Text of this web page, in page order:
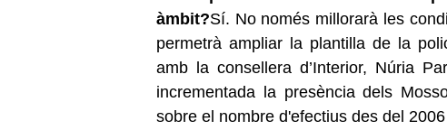
àmbit?Sí. No només millorarà les
permetrà ampliar la plantilla de la
amb la consellera d’Interior, Núria
incrementada la presència dels
sobre el nombre d'efectius des del